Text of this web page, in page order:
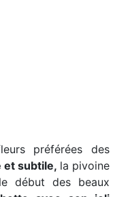
préférées des
et subtile, la pivoine
début des beaux